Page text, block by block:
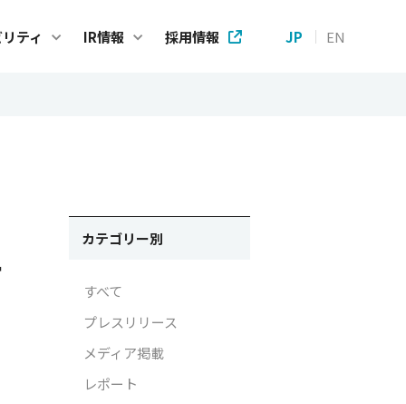
ティ
ナビリティ基本方針
IR情報
財務ハイライト
個人投資家の皆様へ
株式情報
採用情報 JP EN
カテゴリー別
すべて
プレスリリース
メディア掲載
レポート